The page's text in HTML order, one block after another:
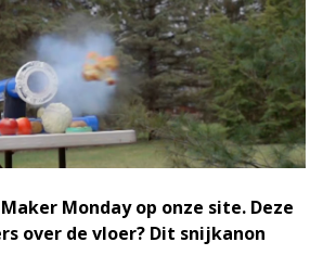
Monday op onze site. Deze
over de vloer? Dit snijkanon